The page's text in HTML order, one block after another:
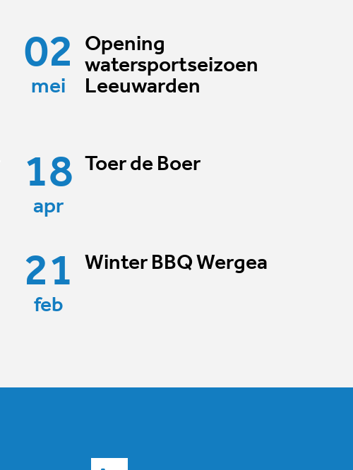
02
mei
Opening
watersportseizoen
Leeuwarden
18
apr
Toer de Boer
21
feb
Winter BBQ Wergea